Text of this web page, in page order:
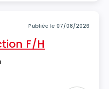
Publiée le 07/08/2026
F/H